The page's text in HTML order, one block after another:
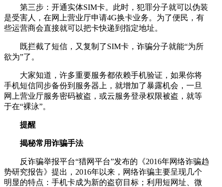
第三步：开通实体SIM卡。此时，犯罪分子就可以伪装
是受害人，在网上营业厅申请4G换卡业务。为了便民，有
些运营商会直接就可以把卡快递到指定地址。
既拦截了短信，又复制了SIM卡，诈骗分子就能“为所
欲为”了。
大家知道，许多重要服务都依赖手机验证，如果你将
手机短信同步备份到服务器上，就增加了暴露机会，一旦
网上营业厅服务密码被盗，或云服务登录权限被盗，就等
于在“裸泳”。
提醒
揭秘常用诈骗手法
反诈骗举报平台“猎网平台”发布的《2016年网络诈骗趋
势研究报告》提出，2016年以来，网络诈骗主要呈现几个
明显的特点：手机卡成为新的盗窃目标；利用短网址、微